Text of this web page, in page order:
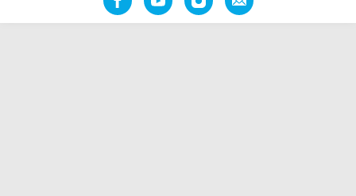
FacebookYouTubeInstagramNapište
nám